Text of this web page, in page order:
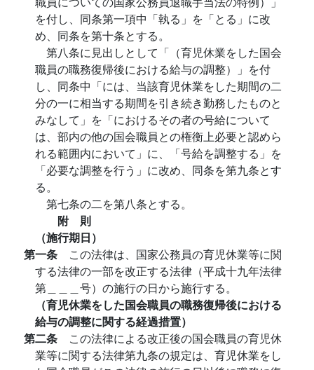
を付し、同条第一項中「執る」を「とる」に改
め、同条を第十条とする。
第八条に見出しとして「（育児休業をした国会
職員の職務復帰後における給与の調整）」を付
し、同条中「には、当該育児休業をした期間の二
分の一に相当する期間を引き続き勤務したものと
みなして」を「におけるその者の号給について
は、部内の他の国会職員との権衡上必要と認めら
れる範囲内において」に、「号給を調整する」を
「必要な調整を行う」に改め、同条を第九条とす
る。
第七条の二を第八条とする。
附 則
（施行期日）
第一条 この法律は、国家公務員の育児休業等に関
する法律の一部を改正する法律（平成十九年法律
第＿＿＿号）の施行の日から施行する。
（育児休業をした国会職員の職務復帰後における
給与の調整に関する経過措置）
第二条 この法律による改正後の国会職員の育児休
業等に関する法律第九条の規定は、育児休業をし